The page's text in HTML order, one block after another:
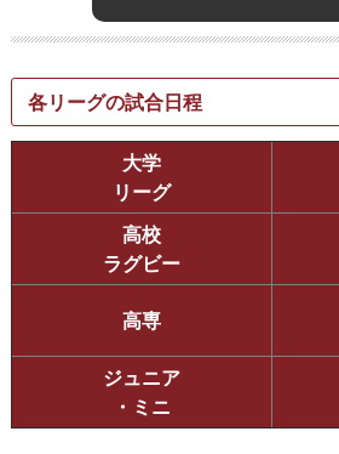
各リーグの試合日程
大学
リーグ
高校
ラグビー
高専
ジュニア
・ミニ